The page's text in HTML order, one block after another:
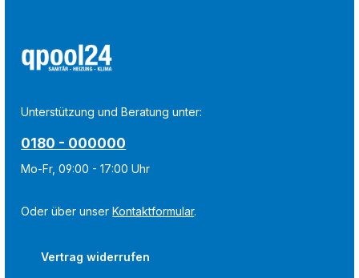
Unterstützung und Beratung unter:
0180 - 000000
Mo-Fr, 09:00 - 17:00 Uhr
Oder über unserKontaktformular.
Vertrag widerrufen